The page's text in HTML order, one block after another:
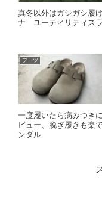
真冬以外はガシガシ履
ナ ユーティリティス
ブーツ
一度履いたら病みつき
ビュー、脱ぎ履きも楽
ンダル